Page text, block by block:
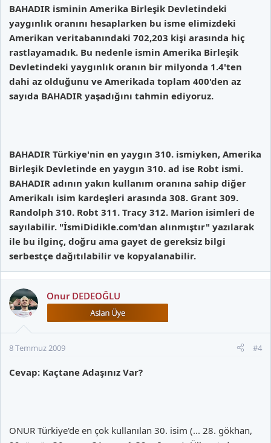
BAHADIR isminin Amerika Birleşik Devletindeki
yaygınlık oranını hesaplarken bu isme elimizdeki
Amerikan veritabanındaki 702,203 kişi arasında hiç
rastlayamadık. Bu nedenle ismin Amerika Birleşik
Devletindeki yaygınlık oranın bir milyonda 1.4'ten
dahi az olduğunu ve Amerikada toplam 400'den az
sayıda BAHADIR yaşadığını tahmin ediyoruz.
BAHADIR Türkiye'nin en yaygın 310. ismiyken, Amerika
Birleşik Devletinde en yaygın 310. ad ise Robt ismi.
BAHADIR adının yakın kullanım oranına sahip diğer
Amerikalı isim kardeşleri arasında 308. Grant 309.
Randolph 310. Robt 311. Tracy 312. Marion isimleri de
sayılabilir. "İsmiDidikle.com'dan alınmıştır" yazılarak
ile bu ilginç, doğru ama gayet de gereksiz bilgi
serbestçe dağıtılabilir ve kopyalanabilir.
Onur DEDEOĞLU
8 Temmuz 2009 #4
Cevap: Kaçtane Adaşınız Var?
ONUR Türkiye'de en çok kullanılan 30. isim (... 28. gökhan,